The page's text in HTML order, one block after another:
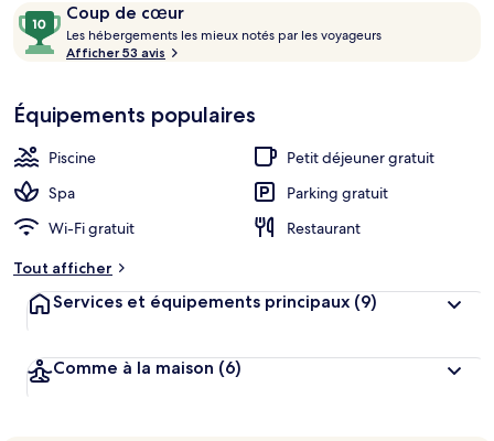
de
545 €.
Avis
voyageurs
Coup de cœur
10
sur
10,
cœur
Les hébergements les mieux notés par les voyageurs
b
e
r
n
Afficher 53 avis
Équipements populaires
Piscine
Petit déjeuner gratuit
Spa
Parking gratuit
Wi-Fi gratuit
Restaurant
Tout afficher
Services et équipements principaux (9)
Comme à la maison (6)